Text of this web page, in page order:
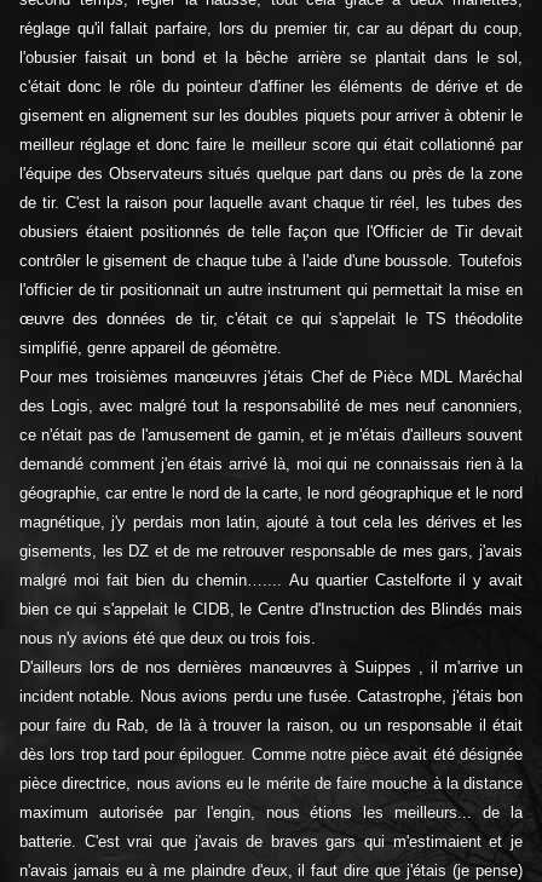
réglage qu'il fallait parfaire, lors du premier tir, car au départ du coup,
l'obusier faisait un bond et la bêche arrière se plantait dans le sol,
c'était donc le rôle du pointeur d'affiner les éléments de dérive et de
gisement en alignement sur les doubles piquets pour arriver à obtenir le
meilleur réglage et donc faire le meilleur score qui était collationné par
l'équipe des Observateurs situés quelque part dans ou près de la zone
de tir. C'est la raison pour laquelle avant chaque tir réel, les tubes des
obusiers étaient positionnés de telle façon que l'Officier de Tir devait
contrôler le gisement de chaque tube à l'aide d'une boussole. Toutefois
l'officier de tir positionnait un autre instrument qui permettait la mise en
œuvre des données de tir, c'était ce qui s'appelait le TS théodolite
simplifié, genre appareil de géomètre.
Pour mes troisièmes manœuvres j'étais Chef de Pièce MDL Maréchal
des Logis, avec malgré tout la responsabilité de mes neuf canonniers,
ce n'était pas de l'amusement de gamin, et je m'étais d'ailleurs souvent
demandé comment j'en étais arrivé là, moi qui ne connaissais rien à la
géographie, car entre le nord de la carte, le nord géographique et le nord
magnétique, j'y perdais mon latin, ajouté à tout cela les dérives et les
gisements, les DZ et de me retrouver responsable de mes gars, j'avais
malgré moi fait bien du chemin….... Au quartier Castelforte il y avait
bien ce qui s'appelait le CIDB, le Centre d'Instruction des Blindés mais
nous n'y avions été que deux ou trois fois.
D'ailleurs lors de nos dernières manœuvres à Suippes , il m'arrive un
incident notable. Nous avions perdu une fusée. Catastrophe, j'étais bon
pour faire du Rab, de là à trouver la raison, ou un responsable il était
dès lors trop tard pour épiloguer. Comme notre pièce avait été désignée
pièce directrice, nous avions eu le mérite de faire mouche à la distance
maximum autorisée par l'engin, nous étions les meilleurs... de la
batterie. C'est vrai que j'avais de braves gars qui m'estimaient et je
n'avais jamais eu à me plaindre d'eux, il faut dire que j'étais (je pense)